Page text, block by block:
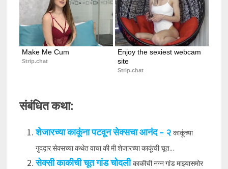
Make Me Cum
Strip.chat
Enjoy the sexiest webcam
site
Strip.chat
संबंधित कथा:
शेजारच्या काकूंना पटवून सेक्सचा आनंद – २ काकूंच्या
गुदद्वार सेक्सच्या कथेत वाचा की मी शेजारच्या काकूंची चूत...
सेक्सी काकीची चूत गांड चोदली काकीची नग्न गांड माझ्यासमोर